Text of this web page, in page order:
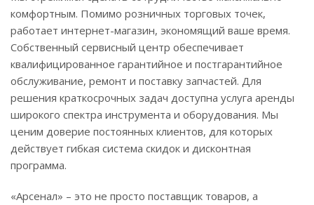
комфортным. Помимо розничных торговых точек,
работает интернет-магазин, экономящий ваше время.
Собственный сервисный центр обеспечивает
квалифицированное гарантийное и постгарантийное
обслуживание, ремонт и поставку запчастей. Для
решения краткосрочных задач доступна услуга аренды
широкого спектра инструмента и оборудования. Мы
ценим доверие постоянных клиентов, для которых
действует гибкая система скидок и дисконтная
программа.
«Арсенал» – это не просто поставщик товаров, а